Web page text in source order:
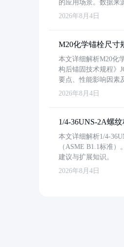
的应用场景。数据来
2026年8月4日
M20化学锚栓尺寸
本文详细解析M20化
构后锚固技术规程》
要点、性能影响因素
2026年8月4日
1/4-36UNS-2A螺
本文详细解析1/4-
（ASME B1.1标准
建议与扩展知识。
2026年8月4日